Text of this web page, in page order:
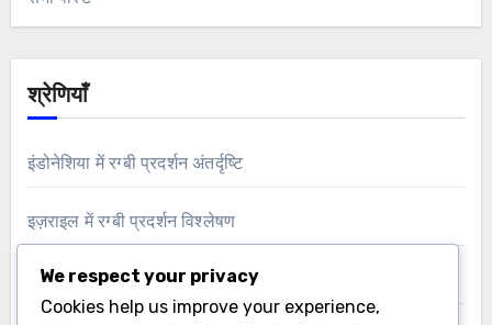
श्रेणियाँ
इंडोनेशिया में रग्बी प्रदर्शन अंतर्दृष्टि
इज़राइल में रग्बी प्रदर्शन विश्लेषण
इतालवी रग्बी प्रदर्शन विश्लेषण
We respect your privacy
Cookies help us improve your experience,